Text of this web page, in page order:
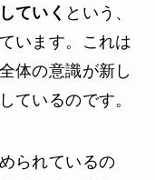
ていく という、
います。これは
体の意識が新し
ているのです。
られているの